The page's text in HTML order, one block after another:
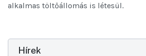
alkalmas töltőállomás is létesül.
Hírek